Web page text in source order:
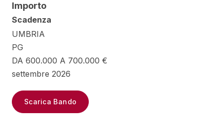
Importo
Scadenza
UMBRIA
PG
DA 600.000 A 700.000 €
settembre 2026
Scarica Bando